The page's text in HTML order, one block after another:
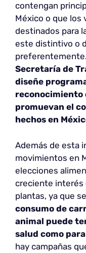
contengan
México o que los
destinados para
este distintivo o
Secretaría de
diseñe
reconocimiento
promuevan el
hechos en
Además de esta
movimientos en
elecciones
creciente interés
plantas, ya que
consumo de
animal puede
salud como
hay campañas